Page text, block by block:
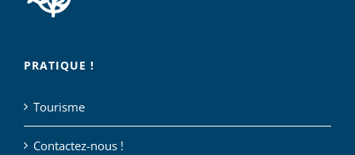
PRATIQUE !
Tourisme
Contactez-nous !